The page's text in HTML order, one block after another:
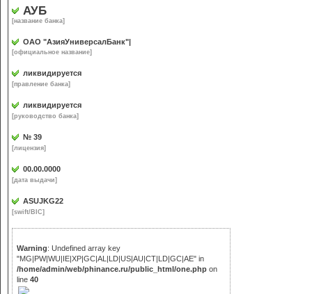
АУБ
[название банка]
ОАО "АзияУниверсалБанк"|
[официальное название]
ликвидируется
[правление банка]
ликвидируется
[руководство банка]
№ 39
[лицензия]
00.00.0000
[дата выдачи]
ASUJKG22
[swift/BIC]
Warning: Undefined array key
"MG|PW|WU|IE|XP|GC|AL|LD|US|AU|CT|LD|GC|AE" in
/home/admin/web/phinance.ru/public_html/one.php on
line 40